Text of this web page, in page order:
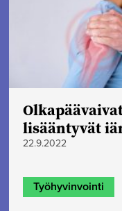
lisääntyvät
22.9.2022
Työhyvinvointi